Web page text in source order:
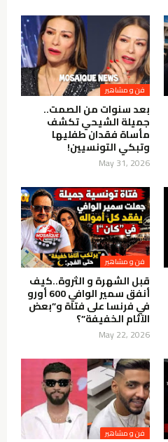
فن و مشاهير
بعد سنوات من الصمت..
جميلة الشيحي تكشف
مأساة فقدان طفليها
وتبكي التونسيين!
May 31, 2026
فن و مشاهير
قبل الشهرة و الثروة..كيف
أنفق سمير الوافي 600 أورو
في فرنسا على فتاة و”بعض
الآثام الخفيفة”؟
May 22, 2026
فن و مشاهير